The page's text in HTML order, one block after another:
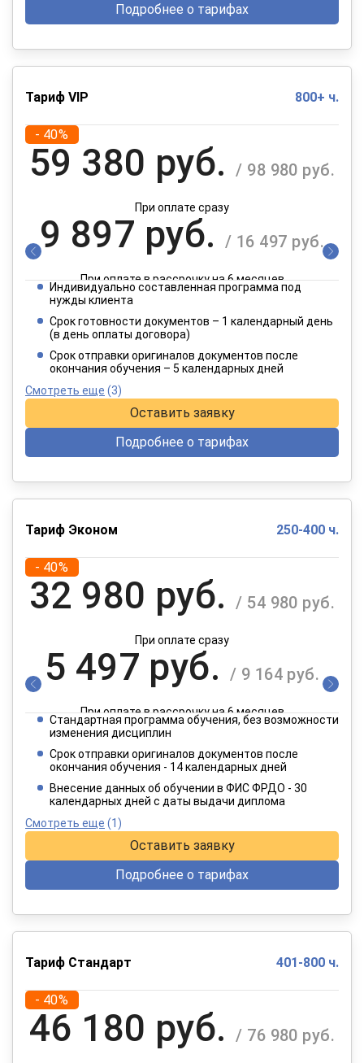
Подробнее о тарифах
Тариф VIP 800+ ч.
- 40%
59 380 руб. / 98 980 руб.
При оплате сразу
9 897 руб. / 16 497 руб.
При оплате в рассрочку на 6 месяцев
4 949 руб. / 8 249 руб.
При оплате в рассрочку на 12 месяцев
Индивидуально составленная программа под
нужды клиента
Срок готовности документов – 1 календарный день
(в день оплаты договора)
Срок отправки оригиналов документов после
окончания обучения – 5 календарных дней
Смотреть еще (3)
Оставить заявку
Подробнее о тарифах
Тариф Эконом 250-400 ч.
- 40%
32 980 руб. / 54 980 руб.
При оплате сразу
5 497 руб. / 9 164 руб.
При оплате в рассрочку на 6 месяцев
2 749 руб.
При оплате в рассрочку на 12 месяцев
Стандартная программа обучения, без возможности
изменения дисциплин
Срок отправки оригиналов документов после
окончания обучения - 14 календарных дней
Внесение данных об обучении в ФИС ФРДО - 30
календарных дней с даты выдачи диплома
Смотреть еще (1)
Оставить заявку
Подробнее о тарифах
Тариф Стандарт 401-800 ч.
- 40%
46 180 руб. / 76 980 руб.